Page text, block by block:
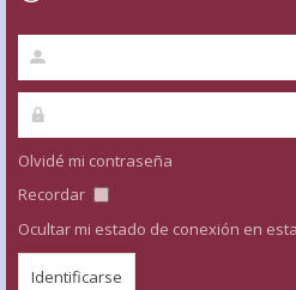
Olvidé mi contraseña
Recordar
Ocultar mi estado de conexión en